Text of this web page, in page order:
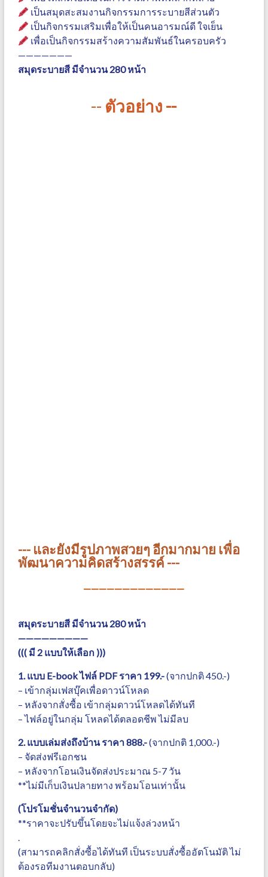
เป็นสมุดสะสมงานกิจกรรมการระบายสีส่วนตัว
เป็นกิจกรรมเสริมเพื่อให้เป็นคนอารมณ์ดี ใจเย็น
เพื่อเป็นกิจกรรมสร้างความสัมพันธ์ในครอบครัว
———————
สมุดระบายสี มีจำนวน 280 หน้า
-- ตัวอย่าง --
--- และยังมีรูปภาพสวยๆ อีกมากมาย เพื่อ
พัฒนาความคิดสร้างสรรค์ ---
—————————————
สมุดระบายสี มีจำนวน 280 หน้า
—————————
((( มี 2 แบบให้เลือก )))
1. แบบ E-book ไฟล์ PDF ราคา 199.-(จากปกติ 450.-)
– เข้ากลุ่มเฟสบุ๊คเพื่อดาวน์โหลด
– หลังจากสั่งซื้อ เข้ากลุ่มดาวน์โหลดได้ทันที
– ไฟล์อยู่ในกลุ่ม โหลดได้ตลอดชีพ ไม่มีลบ
2. แบบเล่มส่งถึงบ้าน ราคา 888.-(จากปกติ 1,000.-)
– จัดส่งฟรีเอกชน
– หลังจากโอนเงินจัดส่งประมาณ 5-7 วัน
**ไม่มีเก็บเงินปลายทาง พร้อมโอนเท่านั้น
(โปรโมชั่นจำนวนจำกัด)
**ราคาจะปรับขึ้นโดยจะไม่แจ้งล่วงหน้า
.
(สามารถคลิกสั่งซื้อได้ทันที เป็นระบบสั่งซื้ออัตโนมัติ ไม่
ต้องรอทีมงานตอบกลับ)